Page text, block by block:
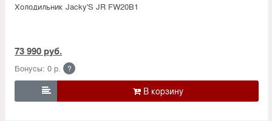
Холодильник Jacky'S JR FW20B1
73 990 руб.
Бонусы: 0 р. ?
